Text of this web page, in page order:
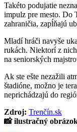
Takéto podujatie
impulz pre mesto. Do
zahraničia, zapĺňajú
Mladí hráči navyše
rukách. Niektorí z
na seniorských
Ak ste ešte nezažili
štadióne, možno je
neprichádzajú do
Zdroj: Trenčín.sk
📸 ilustračný